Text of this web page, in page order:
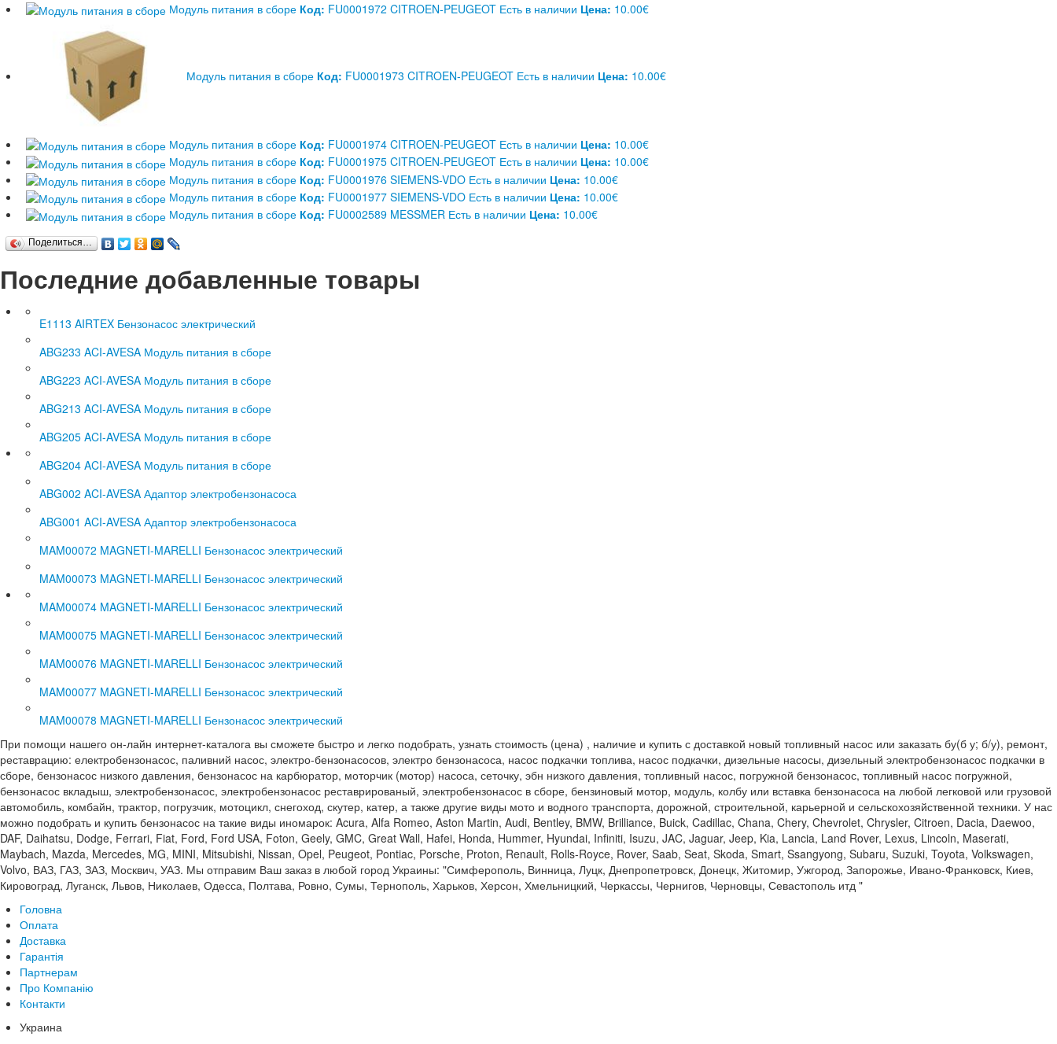
Модуль питания в сборе Код: FU0001972 CITROEN-PEUGEOT Есть в наличии Цена: 10.00€
Модуль питания в сборе Код: FU0001973 CITROEN-PEUGEOT Есть в наличии Цена: 10.00€
Модуль питания в сборе Код: FU0001974 CITROEN-PEUGEOT Есть в наличии Цена: 10.00€
Модуль питания в сборе Код: FU0001975 CITROEN-PEUGEOT Есть в наличии Цена: 10.00€
Модуль питания в сборе Код: FU0001976 SIEMENS-VDO Есть в наличии Цена: 10.00€
Модуль питания в сборе Код: FU0001977 SIEMENS-VDO Есть в наличии Цена: 10.00€
Модуль питания в сборе Код: FU0002589 MESSMER Есть в наличии Цена: 10.00€
Поделиться…
Последние добавленные товары
E1113 AIRTEX Бензонасос электрический
ABG233 ACI-AVESA Модуль питания в сборе
ABG223 ACI-AVESA Модуль питания в сборе
ABG213 ACI-AVESA Модуль питания в сборе
ABG205 ACI-AVESA Модуль питания в сборе
ABG204 ACI-AVESA Модуль питания в сборе
ABG002 ACI-AVESA Адаптор электробензонасоса
ABG001 ACI-AVESA Адаптор электробензонасоса
MAM00072 MAGNETI-MARELLI Бензонасос электрический
MAM00073 MAGNETI-MARELLI Бензонасос электрический
MAM00074 MAGNETI-MARELLI Бензонасос электрический
MAM00075 MAGNETI-MARELLI Бензонасос электрический
MAM00076 MAGNETI-MARELLI Бензонасос электрический
MAM00077 MAGNETI-MARELLI Бензонасос электрический
MAM00078 MAGNETI-MARELLI Бензонасос электрический
При помощи нашего он-лайн интернет-каталога вы сможете быстро и легко подобрать, узнать стоимость (цена) , наличие и купить с доставкой новый топливный насос или заказать бу(б у; б/у), ремонт,
реставрацию: електробензонасос, паливний насос, электро-бензонасосов, электро бензонасоса, насос подкачки топлива, насос подкачки, дизельные насосы, дизельный электробензонасос подкачки в
сборе, бензонасос низкого давления, бензонасос на карбюратор, моторчик (мотор) насоса, сеточку, эбн низкого давления, топливный насос, погружной бензонасос, топливный насос погружной,
бензонасос вкладыш, электробензонасос, электробензонасос реставрированый, электробензонасос в сборе, бензиновый мотор, модуль, колбу или вставка бензонасоса на любой легковой или грузовой
автомобиль, комбайн, трактор, погрузчик, мотоцикл, снегоход, скутер, катер, а также другие виды мото и водного транспорта, дорожной, строительной, карьерной и сельскохозяйственной техники. У нас
можно подобрать и купить бензонасос на такие виды иномарок: Acura, Alfa Romeo, Aston Martin, Audi, Bentley, BMW, Brilliance, Buick, Cadillac, Chana, Chery, Chevrolet, Chrysler, Citroen, Dacia, Daewoo,
DAF, Daihatsu, Dodge, Ferrari, Fiat, Ford, Ford USA, Foton, Geely, GMC, Great Wall, Hafei, Honda, Hummer, Hyundai, Infiniti, Isuzu, JAC, Jaguar, Jeep, Kia, Lancia, Land Rover, Lexus, Lincoln, Maserati,
Maybach, Mazda, Mercedes, MG, MINI, Mitsubishi, Nissan, Opel, Peugeot, Pontiac, Porsche, Proton, Renault, Rolls-Royce, Rover, Saab, Seat, Skoda, Smart, Ssangyong, Subaru, Suzuki, Toyota, Volkswagen,
Volvo, ВАЗ, ГАЗ, ЗАЗ, Москвич, УАЗ. Мы отправим Ваш заказ в любой город Украины: "Симферополь, Винница, Луцк, Днепропетровск, Донецк, Житомир, Ужгород, Запорожье, Ивано-Франковск, Киев,
Кировоград, Луганск, Львов, Николаев, Одесса, Полтава, Ровно, Сумы, Тернополь, Харьков, Херсон, Хмельницкий, Черкассы, Чернигов, Черновцы, Севастополь итд "
Головна
Оплата
Доставка
Гарантія
Партнерам
Про Компанію
Контакти
Украина